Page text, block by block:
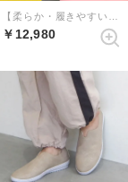
￥12,980